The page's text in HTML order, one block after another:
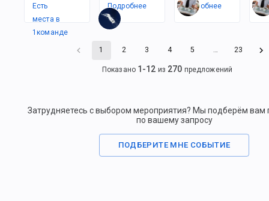
Есть
места в
1командe
Подробнее Подробнее
1 2 3 4 5 … 23
Показано 1 -12 из 270 предложений
Затрудняетесь с выбором мероприятия? Мы подберём вам
по вашему запросу
ПОДБЕРИТЕ МНЕ СОБЫТИЕ